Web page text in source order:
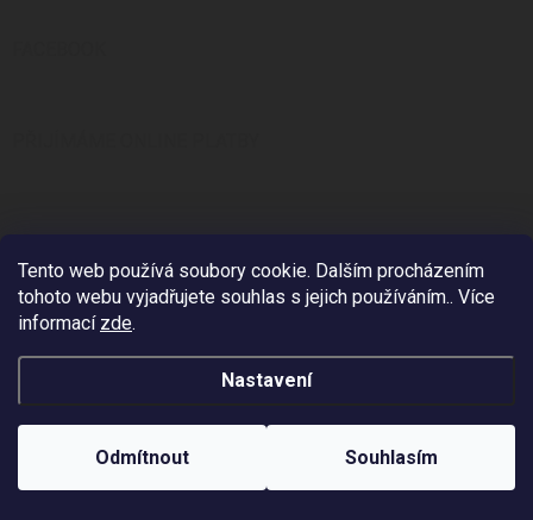
Tento web používá soubory cookie. Dalším procházením
tohoto webu vyjadřujete souhlas s jejich používáním.. Více
informací zde.
Nastavení
Odmítnout Souhlasím
KONTAKT
info@zzstudio.cz
zzstudio_cz